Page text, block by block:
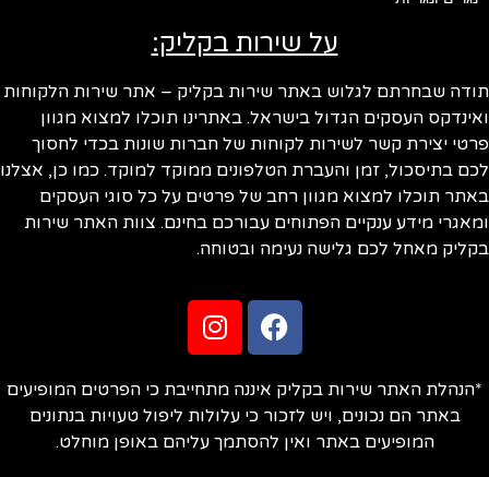
על שירות בקליק:
שבחרתם לגלוש באתר שירות בקליק – אתר שירות הלקוחות
העסקים הגדול בישראל. באתרינו תוכלו למצוא מגוון
יצירת קשר לשירות לקוחות של חברות שונות בכדי לחסוך
בתיסכול, זמן והעברת הטלפונים ממוקד למוקד. כמו כן, אצלנו
תוכלו למצוא מגוון רחב של פרטים על כל סוגי העסקים
מידע ענקיים הפתוחים עבורכם בחינם. צוות האתר שירות
מאחל לכם גלישה נעימה ובטוחה.
האתר שירות בקליק איננה מתחייבת כי הפרטים המופיעים
באתר הם נכונים, ויש לזכור כי עלולות ליפול טעויות בנתונים
המופיעים באתר ואין להסתמך עליהם באופן מוחלט.